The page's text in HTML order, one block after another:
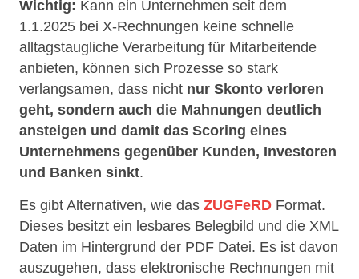
Wichtig: Kann ein Unternehmen seit dem
1.1.2025 bei X-Rechnungen keine schnelle
alltagstaugliche Verarbeitung für Mitarbeitende
anbieten, können sich Prozesse so stark
verlangsamen, dass nicht nur Skonto verloren
geht, sondern auch die Mahnungen deutlich
ansteigen und damit das Scoring eines
Unternehmens gegenüber Kunden, Investoren
und Banken sinkt.
Es gibt Alternativen, wie das ZUGFeRD Format.
Dieses besitzt ein lesbares Belegbild und die XML
Daten im Hintergrund der PDF Datei. Es ist davon
auszugehen, dass elektronische Rechnungen mit